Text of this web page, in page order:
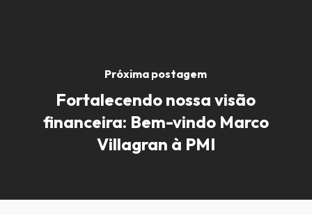
Próxima postagem
Fortalecendo nossa visão
financeira: Bem-vindo Marco
Villagran à PMI